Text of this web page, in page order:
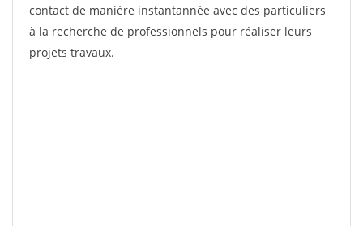
contact de manière instantannée avec des particuliers
à la recherche de professionnels pour réaliser leurs
projets travaux.